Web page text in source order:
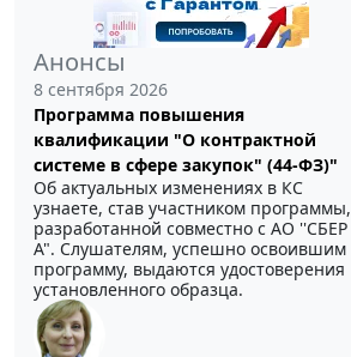
Анонсы
8 сентября 2026
Программа повышения
квалификации "О контрактной
системе в сфере закупок" (44-ФЗ)"
Об актуальных изменениях в КС
узнаете, став участником программы,
разработанной совместно с АО ''СБЕР
А". Слушателям, успешно освоившим
программу, выдаются удостоверения
установленного образца.